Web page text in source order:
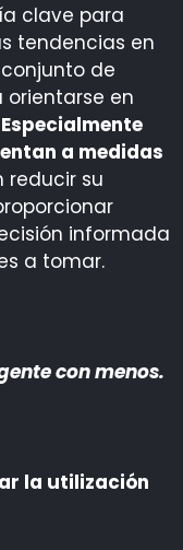
clave para
tendencias en
de
en
Especialmente
a medidas
reducir su
informada
a tomar.
con menos.
la utilización